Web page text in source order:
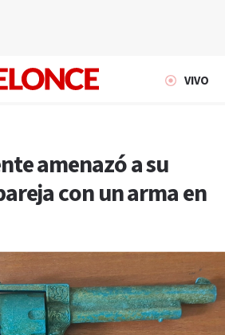
VIVO
amenazó a su
con un arma en